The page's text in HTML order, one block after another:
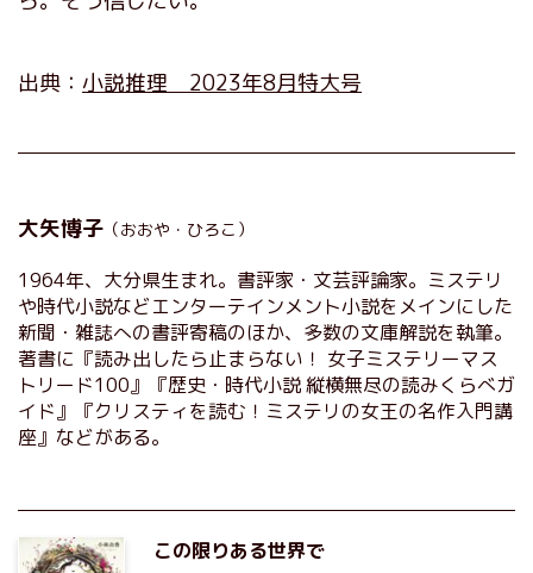
出典： 小説推理 2023年8月特大号
大矢博子 （おおや・ひろこ）
1964年、大分県生まれ。書評家・文芸評論家。ミステリ
や時代小説などエンターテインメント小説をメインにした
新聞・雑誌への書評寄稿のほか、多数の文庫解説を執筆。
著書に『読み出したら止まらない！ 女子ミステリーマス
トリード100』『歴史・時代小説 縦横無尽の読みくらべガ
イド』『クリスティを読む！ミステリの女王の名作入門講
座』などがある。
この限りある世界で